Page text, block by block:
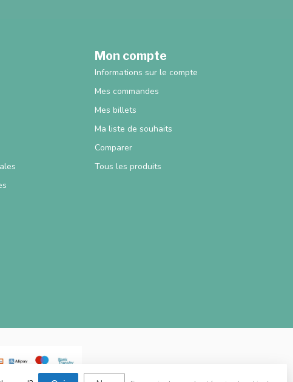
Mon compte
Informations sur le compte
Mes commandes
Mes billets
Ma liste de souhaits
Comparer
Tous les produits